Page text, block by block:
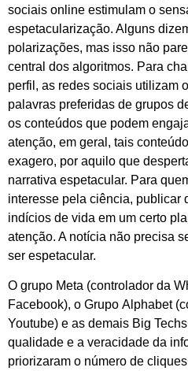
sociais online estimulam o
espetacularização. Alguns
polarizações, mas isso não
central dos algoritmos. Para
perfil, as redes sociais utilizam
palavras preferidas de grupos
os conteúdos que podem
atenção, em geral, tais
exagero, por aquilo que
narrativa espetacular. Para
interesse pela ciência, publicar
indícios de vida em um certo
atenção. A notícia não precisa
ser espetacular.
O grupo Meta (controlador da
Facebook), o Grupo Alphabet
Youtube) e as demais Big
qualidade e a veracidade da
priorizaram o número de